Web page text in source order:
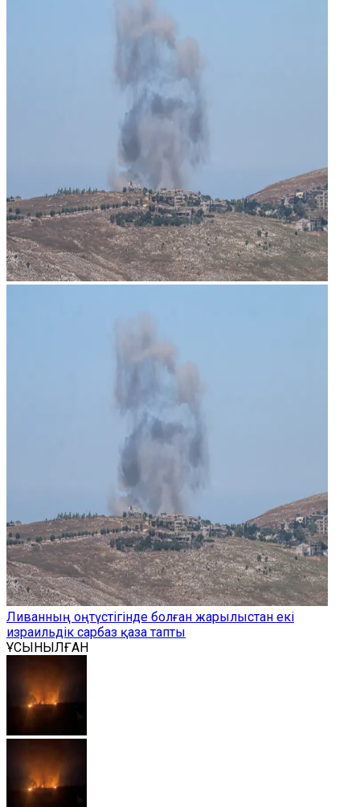
Ливанның оңтүстігінде болған жарылыстан екі
израильдік сарбаз қаза тапты
ҰСЫНЫЛҒАН